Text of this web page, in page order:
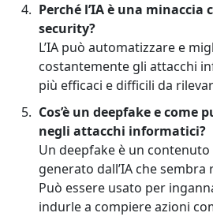
Perché l’IA è una minaccia
security?
L’IA può automatizzare e
costantemente gli attacchi
più efficaci e difficili da
Cos’è un deepfake e come
negli attacchi informatici?
Un deepfake è un
generato dall’IA che
Può essere usato per
indurle a compiere azioni